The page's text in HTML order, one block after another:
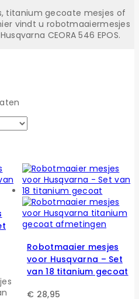
titanium gecoate mesjes of
vindt u robotmaaiermesjes
CEORA 546 EPOS.
Robotmaaier mesjes
voor Husqvarna – Set
van 18 titanium gecoat
€ 28,95